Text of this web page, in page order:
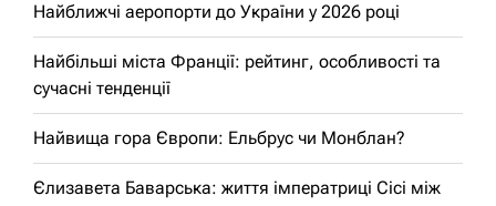
Найближчі аеропорти до України у 2026 році
Найбільші міста Франції: рейтинг, особливості та
сучасні тенденції
Найвища гора Європи: Ельбрус чи Монблан?
Єлизавета Баварська: життя імператриці Сісі між